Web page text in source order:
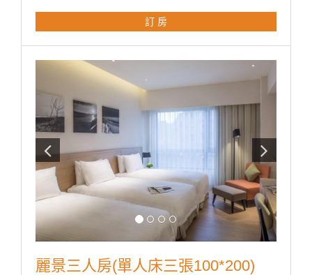
機、快煮壺、室內拖鞋、瓶裝水、無線WiFi、燙衣設備
訂 房
麗景三人房(單人床三張100*200)